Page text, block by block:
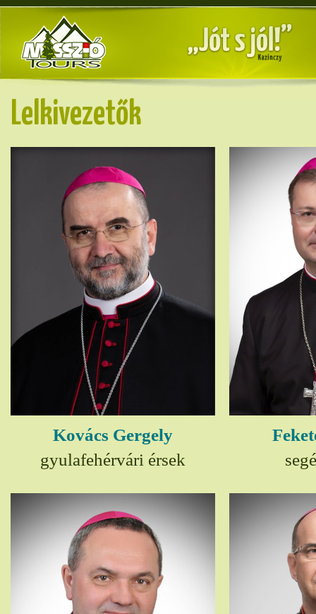
Lelkivezetők
Kovács Gergely
gyulafehérvári érsek